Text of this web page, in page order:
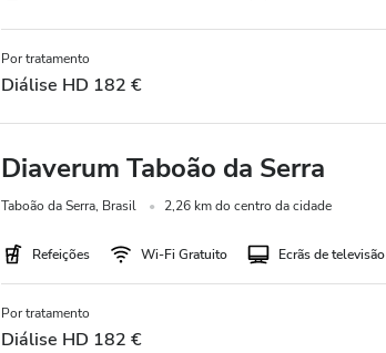
Por tratamento
Diálise HD 182 €
Diaverum Taboão da Serra
Taboão da Serra, Brasil 2,26 km do centro da cidade
Refeições Wi-Fi Gratuito Ecrãs de televisão
Por tratamento
Diálise HD 182 €